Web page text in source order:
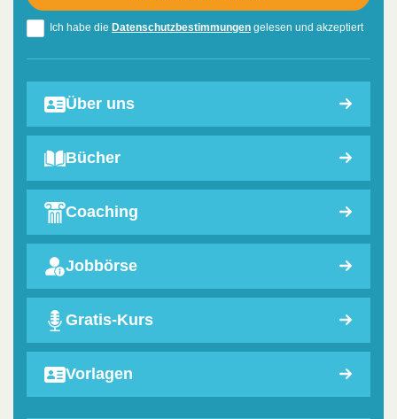
Ich habe die Datenschutzbestimmungen gelesen und akzeptiert
Über uns
Bücher
Coaching
Jobbörse
Gratis-Kurs
Vorlagen